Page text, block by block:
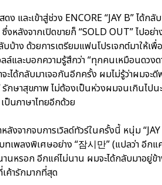
ง และเข้าสู่ช่วง ENCORE “JAY B” ได้
งหลังจากเปิดขายก็ “SOLD OUT” ไปอย่
ลับบ้าง ด้วยการเตรียมแฟนโปรเจกต์มาให้
ล์และบอกความรู้สึกว่า “ทุกคนเหมือนดว
าจะได้กลับมาเจอกันอีกครั้ง ผมไม่รู้ว่าผม
กษาสุขภาพ ไม่ต้องเป็นห่วงผมจนเกินไป
นภาษาไทยอีกด้วย
งจากจบการเวิลด์ทัวร์ในครั้งนี้ หนุ่ม “JAY
ทเพลงพิเศษอย่าง “잠시만” (แปลว่า อี
นหรอก อีกแค่ไม่นาน ผมจะได้กลับมาอ
ค้ารักมากที่สุด